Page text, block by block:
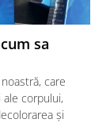
sa
care
corpului,
și